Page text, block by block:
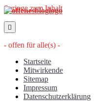
Springe zum Inhalt
offenesblog.de
- offen für alle(s) -
Startseite
Mitwirkende
Sitemap
Impressum
Datenschutzerklärung